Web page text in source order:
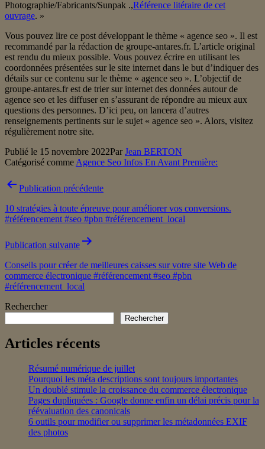
Photographie/Fabricants/Sunpak .,Référence litéraire de cet
ouvrage. »
Vous pouvez lire ce post développant le thème « agence seo ». Il est
recommandé par la rédaction de groupe-antares.fr. L’article original
est rendu du mieux possible. Vous pouvez écrire en utilisant les
coordonnées présentées sur le site internet dans le but d’indiquer des
détails sur ce contenu sur le thème « agence seo ». L’objectif de
groupe-antares.fr est de trier sur internet des données autour de
agence seo et les diffuser en s’assurant de répondre au mieux aux
questions des personnes. D’ici peu, on lancera d’autres
renseignements pertinents sur le sujet « agence seo ». Alors, visitez
régulièrement notre site.
Publié le 15 novembre 2022ParJean BERTON
Catégorisé comme Agence Seo Infos En Avant Première:
Navigation
l’article
Publication précédente
10 stratégies à toute épreuve pour améliorer vos conversions.
#référencement #seo #pbn #référencement_local
Publication suivante
Conseils pour créer de meilleures caisses sur votre site Web de
commerce électronique #référencement #seo #pbn
#référencement_local
Rechercher
Rechercher
Articles récents
Résumé numérique de juillet
Pourquoi les méta descriptions sont toujours importantes
Un doublé stimule la croissance du commerce électronique
Pages dupliquées : Google donne enfin un délai précis pour la
réévaluation des canonicals
6 outils pour modifier ou supprimer les métadonnées EXIF
des photos